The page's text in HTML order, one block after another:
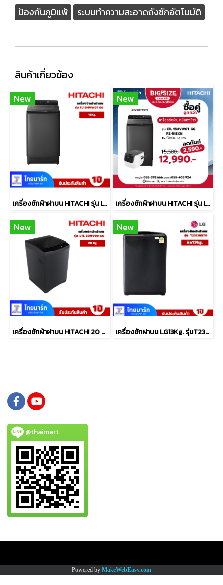
ป้องกันภูมิแพ้
ระบบทำความสะอาดถังซักอัตโนมัติ
สินค้าเกี่ยวข้อง
New
เครื่องซักผ้าฝาบน HITACHI รุ่น LTL 15MVW0T GG 15 กก.
New
เครื่องซักผ้าฝาบน HITACHI รุ่น LTL 15MVW0T GG 15 กก. พร้อม หม้อหุงข้าว 1.8 ลิตร รุ่น RZ-R18XN
New
เครื่องซักผ้าฝาบน HITACHI 20 กก. รุ่นLTL 20MV00 GG
New
เครื่องซักฝาบน LG13Kg. รุ่นT2313NBTO
@thaimart
Powered by MakeWebEasy.com